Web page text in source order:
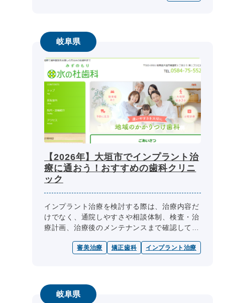
岐阜県
【2026年】大垣市でインプラント治
療に通おう！おすすめの歯科クリニ
ック
インプラント治療を検討する際は、治療内容だ
けでなく、通院しやすさや相談体制、検査・治
療計画、治療後のメンテナンスまで確認してお
医院や専門医が在籍する医院、カ...
審美治療 矯正歯科 インプラント治療
岐阜県